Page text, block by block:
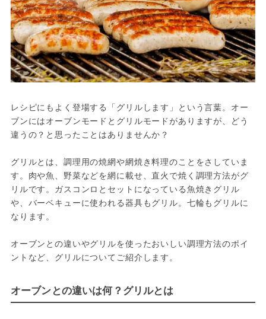
レシピにもよく登場する「グリルします」という言葉。オー
ブンにはオーブンモードとグリルモードがありますが、どう
違うの？と思ったことはありませんか？
グリルとは、調理用の焼網や網焼き料理のことをさしていま
す。肉や魚、野菜などを網に載せ、直火で焼く調理方法がグ
リルです。ガスコンロとセットになっている魚焼きグリル
や、バーベキューに使われる器具もグリル。七輪もグリルに
なります。
オーブンとの違いやグリルを使ったおいしい調理方法のポイ
ントなど、グリルについてご紹介します。
オーブンとの違いは何？グリルとは